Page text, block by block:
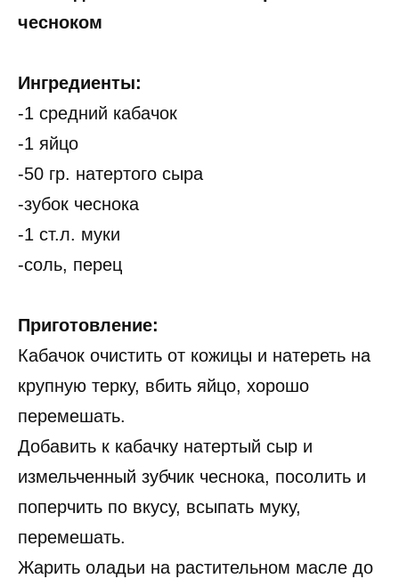
чесноком
Ингредиенты:
-1 средний кабачок
-1 яйцо
-50 гр. натертого сыра
-зубок чеснока
-1 ст.л. муки
-соль, перец
Приготовление:
Кабачок очистить от кожицы и натереть на
крупную терку, вбить яйцо, хорошо
перемешать.
Добавить к кабачку натертый сыр и
измельченный зубчик чеснока, посолить и
поперчить по вкусу, всыпать муку,
перемешать.
Жарить оладьи на растительном масле до